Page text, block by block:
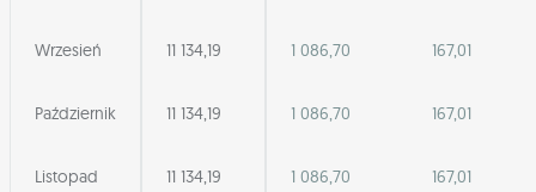
Wrzesień 11 134,19 1 086,70 167,01
Październik 11 134,19 1 086,70 167,01
Listopad 11 134,19 1 086,70 167,01